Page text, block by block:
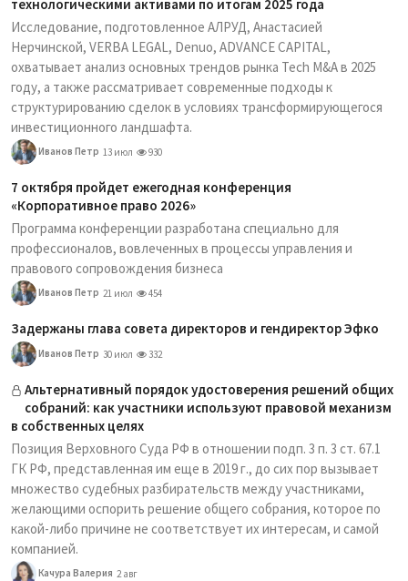
технологическими активами по итогам 2025 года
Исследование, подготовленное АЛРУД, Анастасией
Нерчинской, VERBA LEGAL, Denuo, ADVANCE CAPITAL,
охватывает анализ основных трендов рынка Tech M&A в 2025
году, а также рассматривает современные подходы к
структурированию сделок в условиях трансформирующегося
инвестиционного ландшафта.
Иванов Петр 13 июл 930
7 октября пройдет ежегодная конференция
«Корпоративное право 2026»
Программа конференции разработана специально для
профессионалов, вовлеченных в процессы управления и
правового сопровождения бизнеса
Иванов Петр 21 июл 454
Задержаны глава совета директоров и гендиректор Эфко
Иванов Петр 30 июл 332
Альтернативный порядок удостоверения решений общих
собраний: как участники используют правовой механизм
в собственных целях
Позиция Верховного Суда РФ в отношении подп. 3 п. 3 ст. 67.1
ГК РФ, представленная им еще в 2019 г., до сих пор вызывает
множество судебных разбирательств между участниками,
желающими оспорить решение общего собрания, которое по
какой-либо причине не соответствует их интересам, и самой
компанией.
Качура Валерия 2 авг